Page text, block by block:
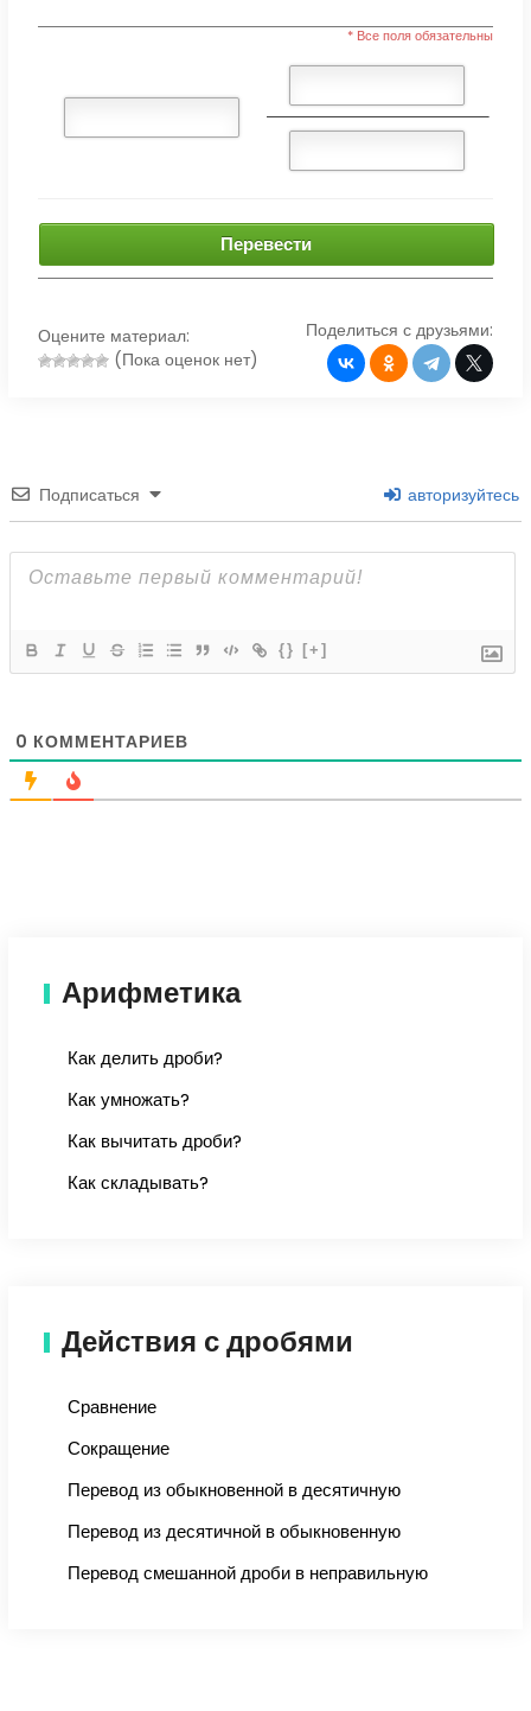
* Все поля обязательны
Перевести
Оцените материал:
(Пока оценок нет)
Поделиться с друзьями:
Подписаться авторизуйтесь
{} [+]
0 КОММЕНТАРИЕВ
Арифметика
Как делить дроби?
Как умножать?
Как вычитать дроби?
Как складывать?
Действия с дробями
Сравнение
Сокращение
Перевод из обыкновенной в десятичную
Перевод из десятичной в обыкновенную
Перевод смешанной дроби в неправильную